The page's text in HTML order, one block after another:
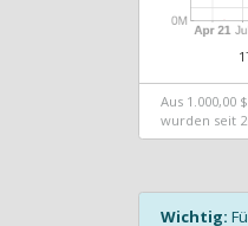
Aus 1.000,00 $
wurden seit
Wichtig: